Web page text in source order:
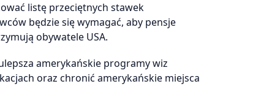
listę przeciętnych stawek
będzie się wymagać, aby pensje
obywatele USA.
amerykańskie programy wiz
oraz chronić amerykańskie miejsca